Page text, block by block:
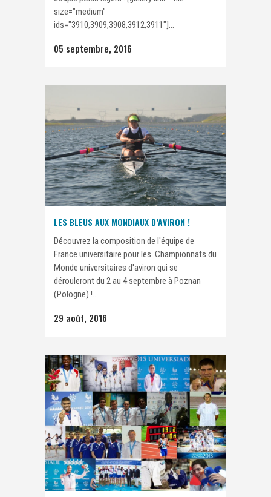
size="medium"
ids="3910,3909,3908,3912,3911"]...
05 septembre, 2016
LES BLEUS AUX MONDIAUX D’AVIRON !
Découvrez la composition de l'équipe de
France universitaire pour les Championnats du
Monde universitaires d'aviron qui se
dérouleront du 2 au 4 septembre à Poznan
(Pologne) !...
29 août, 2016